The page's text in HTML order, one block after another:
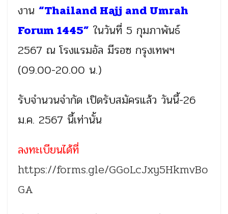
งาน “Thailand Hajj and Umrah
Forum 1445” ในวันที่ 5 กุมภาพันธ์
2567 ณ โรงแรมอัล มีรอซ กรุงเทพฯ
(09.00-20.00 น.)
รับจำนวนจำกัด เปิดรับสมัครแล้ว วันนี้-26
ม.ค. 2567 นี้เท่านั้น
ลงทะเบียนได้ที่
https://forms.gle/GGoLcJxy5HkmvBo
GA